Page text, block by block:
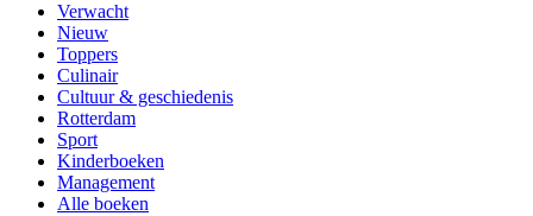
Verwacht
Nieuw
Toppers
Culinair
Cultuur & geschiedenis
Rotterdam
Sport
Kinderboeken
Management
Alle boeken